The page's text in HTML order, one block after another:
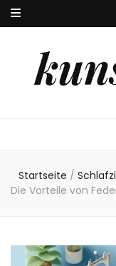
Startseite /
Die Vorteile von